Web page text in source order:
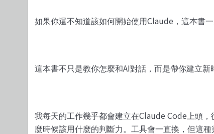
如果你還不知道該如何開始使用Claude ，這本書
這本書不只是教你怎麼和AI對話，而是帶你建立新
我每天的工作幾乎都會建立在Claude Code 上頭
麼時候該用什麼的判斷力。工具會一直換，但這種